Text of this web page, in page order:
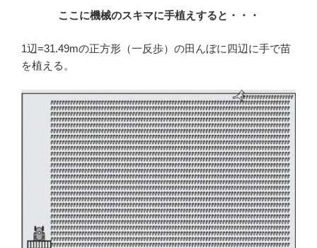
ここに機械のスキマに手植えすると・・・
1辺=31.49mの正方形（一反歩）の田んぼに四辺に手で苗
を植える。